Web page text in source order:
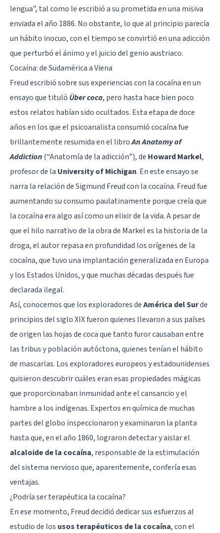
lengua”, tal como le escribió a su prometida en una misiva
enviada el año 1886. No obstante, lo que al principio parecía
un hábito inocuo, con el tiempo se convirtió en una adicción
que perturbó el ánimo y el juicio del genio austriaco.
Cocaína: de Sudamérica a Viena
Freud escribió sobre sus experiencias con la cocaína en un
ensayo que tituló Über coca, pero hasta hace bien poco
estos relatos habían sido ocultados. Esta etapa de doce
años en los que el psicoanalista consumió cocaína fue
brillantemente resumida en el libroAn Anatomy of
Addiction (“Anatomía de la adicción”), de Howard Markel,
profesor de la University of Michigan. En este ensayo se
narra la relación de Sigmund Freud con la cocaína. Freud fue
aumentando su consumo paulatinamente porque creía que
la cocaína era algo así como un elixir de la vida. A pesar de
que el hilo narrativo de la obra de Markel es la historia de la
droga, el autor repasa en profundidad los orígenes de la
cocaína, que tuvo una implantación generalizada en Europa
y los Estados Unidos, y que muchas décadas después fue
declarada ilegal.
Así, conocemos que los exploradores deAmérica del Surde
principios del siglo XIX fueron quienes llevaron a sus países
de origen las hojas de coca que tanto furor causaban entre
las tribus y población autóctona, quienes tenían el hábito
de mascarlas. Los exploradores europeos y estadounidenses
quisieron descubrir cuáles eran esas propiedades mágicas
que proporcionaban inmunidad ante el cansancio y el
hambre a los indígenas. Expertos en química de muchas
partes del globo inspeccionaron y examinaron la planta
hasta que, en el año 1860, lograron detectar y aislar el
alcaloide de la cocaína, responsable de la estimulación
del sistema nervioso que, aparentemente, confería esas
ventajas.
¿Podría ser terapéutica la cocaína?
En ese momento, Freud decidió dedicar sus esfuerzos al
estudio de los usos terapéuticos de la cocaína, con el